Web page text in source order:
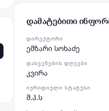
დამატებითი
ᲓᲘᲠᲔᲥᲢᲝᲠᲘ
ემზარი სოხაძე
ᲓᲐᲡᲕᲔᲜᲔᲑᲘᲡ ᲓᲦᲔᲔᲑᲘ
კვირა
ᲘᲣᲠᲘᲓᲘᲣᲚᲘ ᲡᲢᲐᲢᲣᲡᲘ
შ.პ.ს